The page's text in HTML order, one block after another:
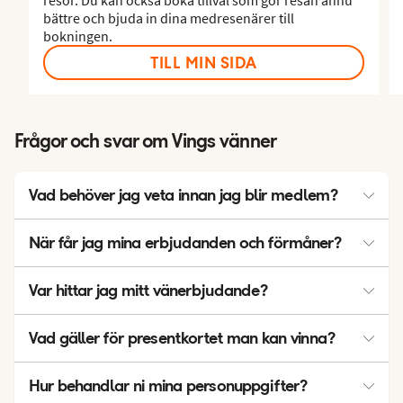
bättre och bjuda in dina medresenärer till
bokningen.
TILL MIN SIDA
Frågor och svar om Vings vänner
Vad behöver jag veta innan jag blir medlem?
medlem i Vings vänner – och får unika förmåner. Det är helt
gratis, och du kan när som helst avregistrera dig.
När får jag mina erbjudanden och förmåner?
och redan dagen efter att du har blivit medlem är du med i
utlottningen av ett Ving-presentkort på 10.000:-. Hur ofta du
får dina erbjudanden och förmåner varierar, men i
genomsnitt får du ett exklusivt erbjudande i månaden.
Var hittar jag mitt vänerbjudande?
Vad gäller för presentkortet man kan vinna?
Vinsten består av ett presentkort från Ving, som kan användas
Hur behandlar ni mina personuppgifter?